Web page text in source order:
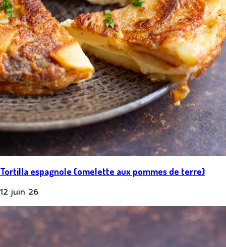
Tortilla espagnole (omelette aux pommes de terre)
12 juin 26